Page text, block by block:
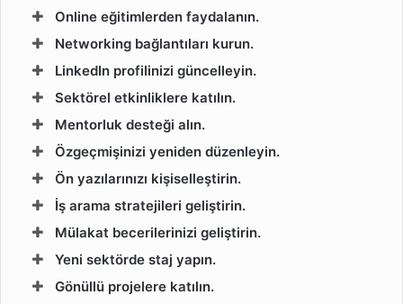
Online eğitimlerden faydalanın.
Networking bağlantıları kurun.
LinkedIn profilinizi güncelleyin.
Sektörel etkinliklere katılın.
Mentorluk desteği alın.
Özgeçmişinizi yeniden düzenleyin.
Ön yazılarınızı kişiselleştirin.
İş arama stratejileri geliştirin.
Mülakat becerilerinizi geliştirin.
Yeni sektörde staj yapın.
Gönüllü projelere katılın.